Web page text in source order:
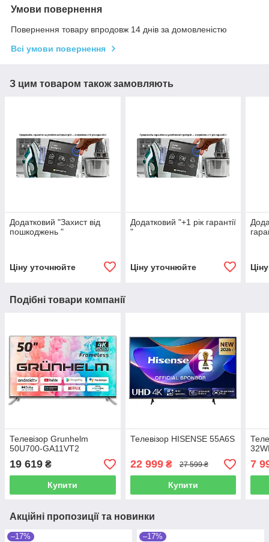
Умови повернення
Повернення товару впродовж 14 днів за домовленістю
Всі умови повернення
З цим товаром також замовляють
Додатковий "Захист від
пошкоджень "
Ціну уточнюйте
Додатковий "+1 рік гарантії
"
Ціну уточнюйте
Подібні товари компанії
Телевізор Grunhelm
50U700-GA11VT2
19 619 ₴
Купити
Телевізор HISENSE 55A6S
22 999₴ 27 599 ₴
Купити
7
Акційні пропозиції та новинки
–17% –17%